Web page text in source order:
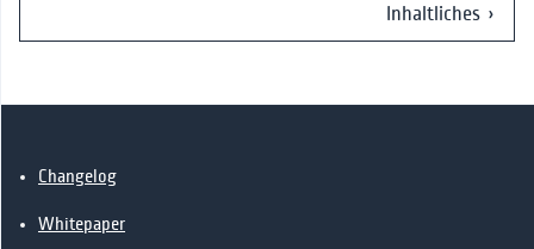
Inhaltliches ›
Changelog
Whitepaper